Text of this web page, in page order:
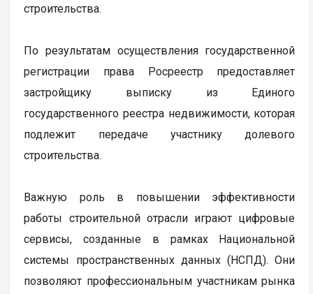
строительства.
По результатам осуществления государственной
регистрации права Росреестр предоставляет
застройщику выписку из Единого
государственного реестра недвижимости, которая
подлежит передаче участнику долевого
строительства.
Важную роль в повышении эффективности
работы строительной отрасли играют цифровые
сервисы, созданные в рамках Национальной
системы пространственных данных (НСПД). Они
позволяют профессиональным участникам рынка